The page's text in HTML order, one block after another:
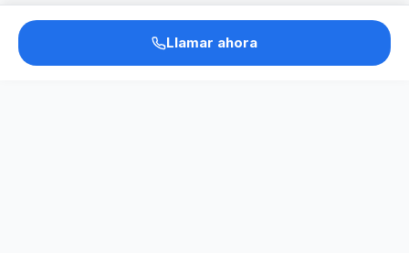
Llamar ahora